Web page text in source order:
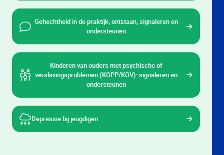
Gehechtheid in de praktijk; ontstaan, signaleren en
ondersteunen
Kinderen van ouders met psychische of
verslavingsproblemen (KOPP/KOV): signaleren en
ondersteunen
Depressie bij jeugdigen